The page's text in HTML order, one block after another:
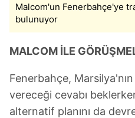
Malcom'un Fenerbahçe'ye
bulunuyor
MALCOM İLE
Fenerbahçe,
vereceği cevabı
alternatif planını da